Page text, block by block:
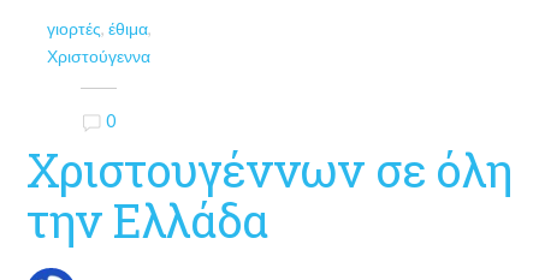
γιορτές, έθιμα,
Χριστούγεννα
0
Χριστουγέννων σε όλη
την Ελλάδα